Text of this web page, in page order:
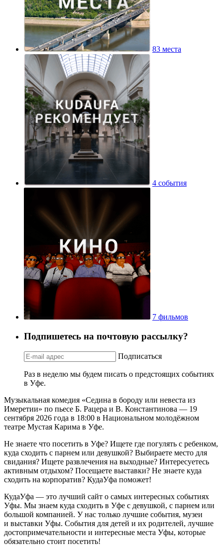
83 места
4 события
7 фильмов
Подпишетесь на почтовую рассылку?
Подписаться
Раз в неделю мы будем писать о предстоящих событиях
в Уфе.
Музыкальная комедия «Седина в бороду или невеста из
Имеретии» по пьесе Б. Рацера и В. Константинова — 19
сентября 2026 года в 18:00 в Национальном молодёжном
театре Мустая Карима в Уфе.
Не знаете что посетить в Уфе? Ищете где погулять с ребенком,
куда сходить с парнем или девушкой? Выбираете место для
свидания? Ищете развлечения на выходные? Интересуетесь
активным отдыхом? Посещаете выставки? Не знаете куда
сходить на корпоратив? КудаУфа поможет!
КудаУфа — это лучший сайт о самых интересных событиях
Уфы. Мы знаем куда сходить в Уфе с девушкой, с парнем или
большой компанией. У нас только лучшие события, музеи
и выставки Уфы. События для детей и их родителей, лучшие
достопримечательности и интересные места Уфы, которые
обязательно стоит посетить!